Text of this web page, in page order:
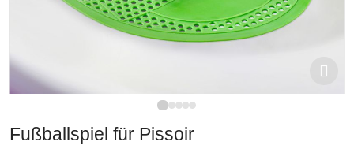
Fußballspiel für Pissoir